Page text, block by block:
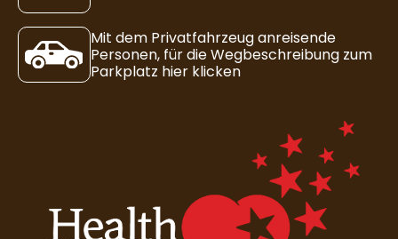
Mit dem Privatfahrzeug anreisende
Personen, für die Wegbeschreibung zum
Parkplatz hier klicken